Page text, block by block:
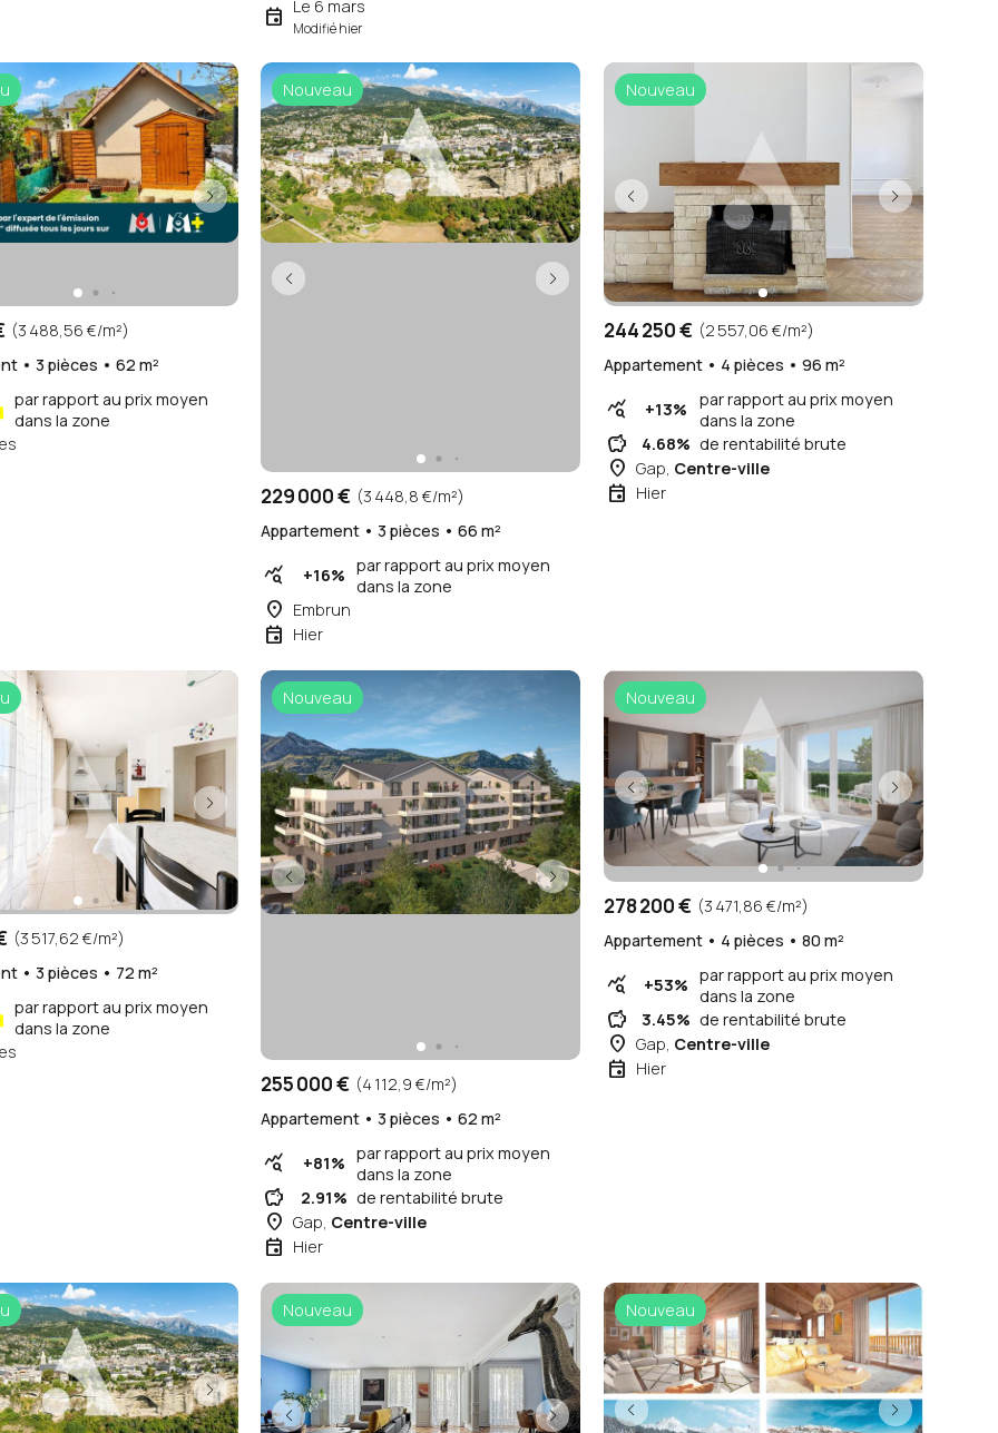
event Le 6 mars
Modifié hier
(3 488,56 €/m²)
• 3 pièces • 62 m²
par rapport au prix moyen
dans la zone
Nouveau
229 000 € (3 448,8 €/m²)
Appartement • 3 pièces • 66 m²
query_stats +16% par rapport au prix moyen
dans la zone
place Embrun
event Hier
Nouveau
244 250 € (2 557,06 €/m²)
Appartement • 4 pièces • 96 m²
query_stats +13%
par rapport au prix moyen
dans la zone
savings 4.68% de rentabilité brute
place Gap, Centre-ville
event Hier
(3 517,62 €/m²)
• 3 pièces • 72 m²
par rapport au prix moyen
dans la zone
Nouveau
255 000 € (4 112,9 €/m²)
Appartement • 3 pièces • 62 m²
query_stats +81% par rapport au prix moyen
dans la zone
savings 2.91% de rentabilité brute
place Gap, Centre-ville
event Hier
Nouveau
278 200 € (3 471,86 €/m²)
Appartement • 4 pièces • 80 m²
query_stats +53% par rapport au prix moyen
dans la zone
savings 3.45% de rentabilité brute
place Gap, Centre-ville
event Hier
Nouveau Nouveau